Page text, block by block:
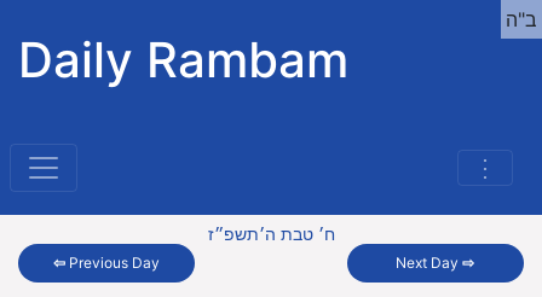
Daily Rambam
⋮
ב"ה
⇦ Previous Day
ח׳ טבת ה׳תשפ״ז
Next Day⇨